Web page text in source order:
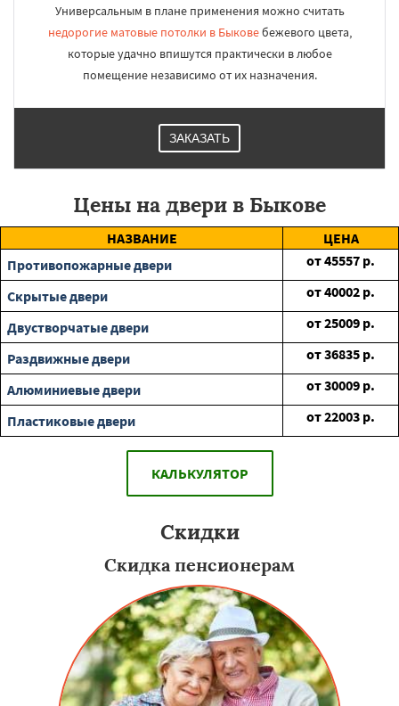
Универсальным в плане применения можно считать
недорогие матовые потолки в Быковебежевого цвета,
которые удачно впишутся практически в любое
помещение независимо от их назначения.
ЗАКАЗАТЬ
Цены на двери в Быкове
НАЗВАНИЕ
ЦЕНА
Противопожарные двери
от45557 р.
Скрытые двери
от40002 р.
Двустворчатые двери
от25009 р.
Раздвижные двери
от36835 р.
Алюминиевые двери
от30009 р.
Пластиковые двери
от22003 р.
КАЛЬКУЛЯТОР
Скидки
Скидка пенсионерам